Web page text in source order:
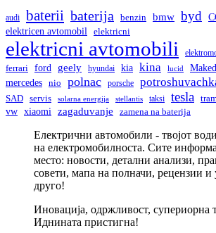
CLTC
audi baterii baterija benzin bmw byd
elektricen avtomobil elektricni
elektricni avtomobili
ferrari
ford geely hyundai kia kina lucid
mercedes nio polnac porsche
SAD
servis solarna energija stellantis taksi tesla
vw xiaomi zagaduvanje zamena na baterija
Електрични автомобили - твојот
на електромобилноста. Сите
место: новости, детални анализи,
совети, мапа на полначи, рецензии
друго!
Иновација, одржливост, супериорна
Иднината пристигна!